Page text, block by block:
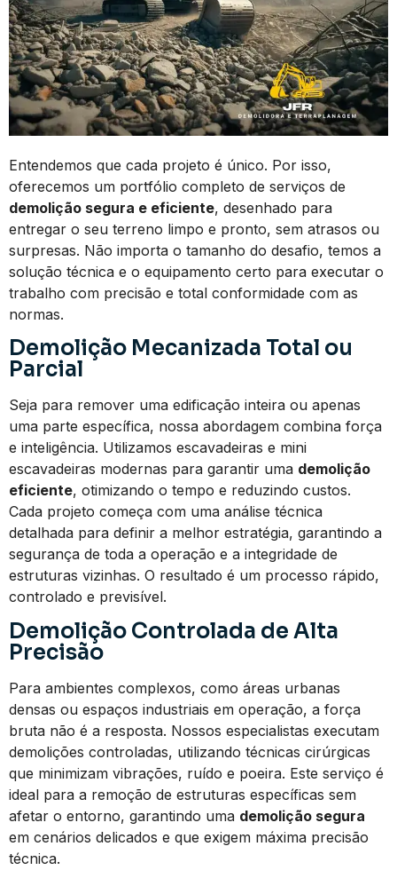
Entendemos que cada projeto é único. Por isso,
oferecemos um portfólio completo de serviços de
demolição segura e eficiente, desenhado para
entregar o seu terreno limpo e pronto, sem atrasos ou
surpresas. Não importa o tamanho do desafio, temos a
solução técnica e o equipamento certo para executar o
trabalho com precisão e total conformidade com as
normas.
Demolição Mecanizada Total ou
Parcial
Seja para remover uma edificação inteira ou apenas
uma parte específica, nossa abordagem combina força
e inteligência. Utilizamos escavadeiras e mini
escavadeiras modernas para garantir uma demolição
eficiente, otimizando o tempo e reduzindo custos.
Cada projeto começa com uma análise técnica
detalhada para definir a melhor estratégia, garantindo a
segurança de toda a operação e a integridade de
estruturas vizinhas. O resultado é um processo rápido,
controlado e previsível.
Demolição Controlada de Alta
Precisão
Para ambientes complexos, como áreas urbanas
densas ou espaços industriais em operação, a força
bruta não é a resposta. Nossos especialistas executam
demolições controladas, utilizando técnicas cirúrgicas
que minimizam vibrações, ruído e poeira. Este serviço é
ideal para a remoção de estruturas específicas sem
afetar o entorno, garantindo uma demolição segura
em cenários delicados e que exigem máxima precisão
técnica.